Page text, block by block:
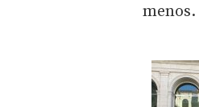
menos.